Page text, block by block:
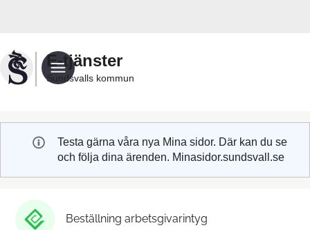
Sundsvalls
kommuns
e-
E-tjänster
Sundsvalls kommun
Testa gärna våra nya Mina sidor. Där kan du se
och följa dina ärenden. Minasidor.sundsvall.se
Beställning arbetsgivarintyg